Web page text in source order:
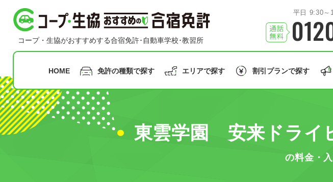
コープ・生協おすすめの合宿免許
コープ・生協がおすすめする合宿免許･自動車学校･教習所
平日 9:30～
HOME 免許の種類で探す
大型二輪免許
エリアで探す
北海道
関東エリア
割引プランで探す
東雲学園 安来ドライ
の料金・